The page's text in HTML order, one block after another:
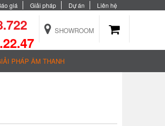
giá Giải pháp Dự án Liên hệ
SHOWROOM
PHÁP ÂM THANH